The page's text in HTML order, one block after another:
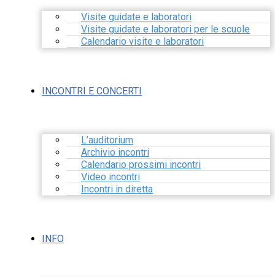
Visite guidate e laboratori
Visite guidate e laboratori per le scuole
Calendario visite e laboratori
INCONTRI E CONCERTI
L’auditorium
Archivio incontri
Calendario prossimi incontri
Video incontri
Incontri in diretta
INFO